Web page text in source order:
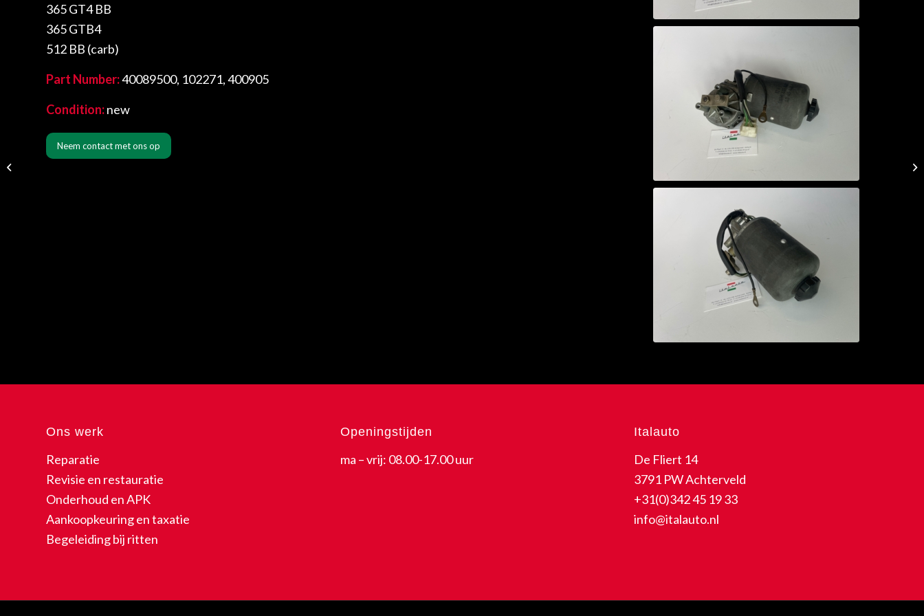
365 GT4 BB
365 GTB4
512 BB (carb)
Part Number:40089500, 102271, 400905
Condition:new
Neem contact met ons op
Ons werk
Reparatie
Revisie en restauratie
Onderhoud en APK
Aankoopkeuring en taxatie
Begeleiding bij ritten
Openingstijden
ma – vrij: 08.00-17.00 uur
Italauto
De Fliert 14
3791 PW Achterveld
+31(0)342 45 19 33
info@italauto.nl
Cibie 102 7″ headlight